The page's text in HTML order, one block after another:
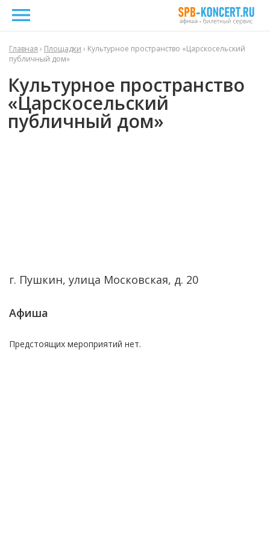
Главная › Площадки › Культурное пространство «Царскосельский
публичный дом»
Культурное пространство
«Царскосельский
публичный дом»
г. Пушкин, улица Московская, д. 20
Афиша
Предстоящих мероприятий нет.